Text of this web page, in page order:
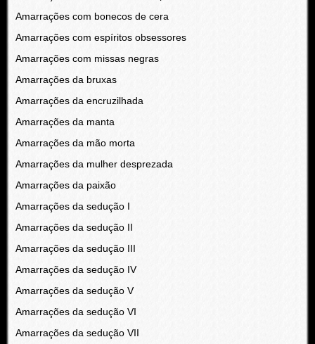
Amarrações com bonecos de cera
Amarrações com espíritos obsessores
Amarrações com missas negras
Amarrações da bruxas
Amarrações da encruzilhada
Amarrações da manta
Amarrações da mão morta
Amarrações da mulher desprezada
Amarrações da paixão
Amarrações da sedução I
Amarrações da sedução II
Amarrações da sedução III
Amarrações da sedução IV
Amarrações da sedução V
Amarrações da sedução VI
Amarrações da sedução VII